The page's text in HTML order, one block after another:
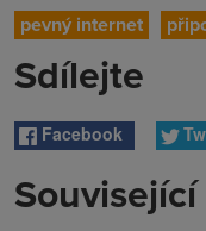
pevný internet
Sdílejte
Facebook